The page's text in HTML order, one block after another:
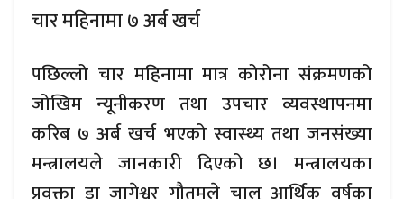
चार महिनामा ७ अर्ब खर्च
पछिल्लो चार महिनामा मात्र कोरोना संक्रमणको
जोखिम न्यूनीकरण तथा उपचार व्यवस्थापनमा
करिब ७ अर्ब खर्च भएको स्वास्थ्य तथा जनसंख्या
मन्त्रालयले जानकारी दिएको छ। मन्त्रालयका